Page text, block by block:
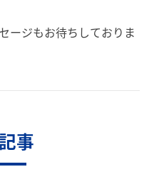
ージもお待ちしておりま
事